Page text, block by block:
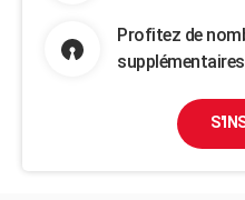
Profitez de